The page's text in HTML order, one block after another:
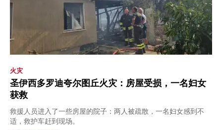
火灾
圣伊西多罗迪夸尔图丘火灾：房屋受损，一名妇女
获救
救援人员进入了一些房屋的院子：两人被疏散，一名妇女感到不
适，救护车赶到现场。